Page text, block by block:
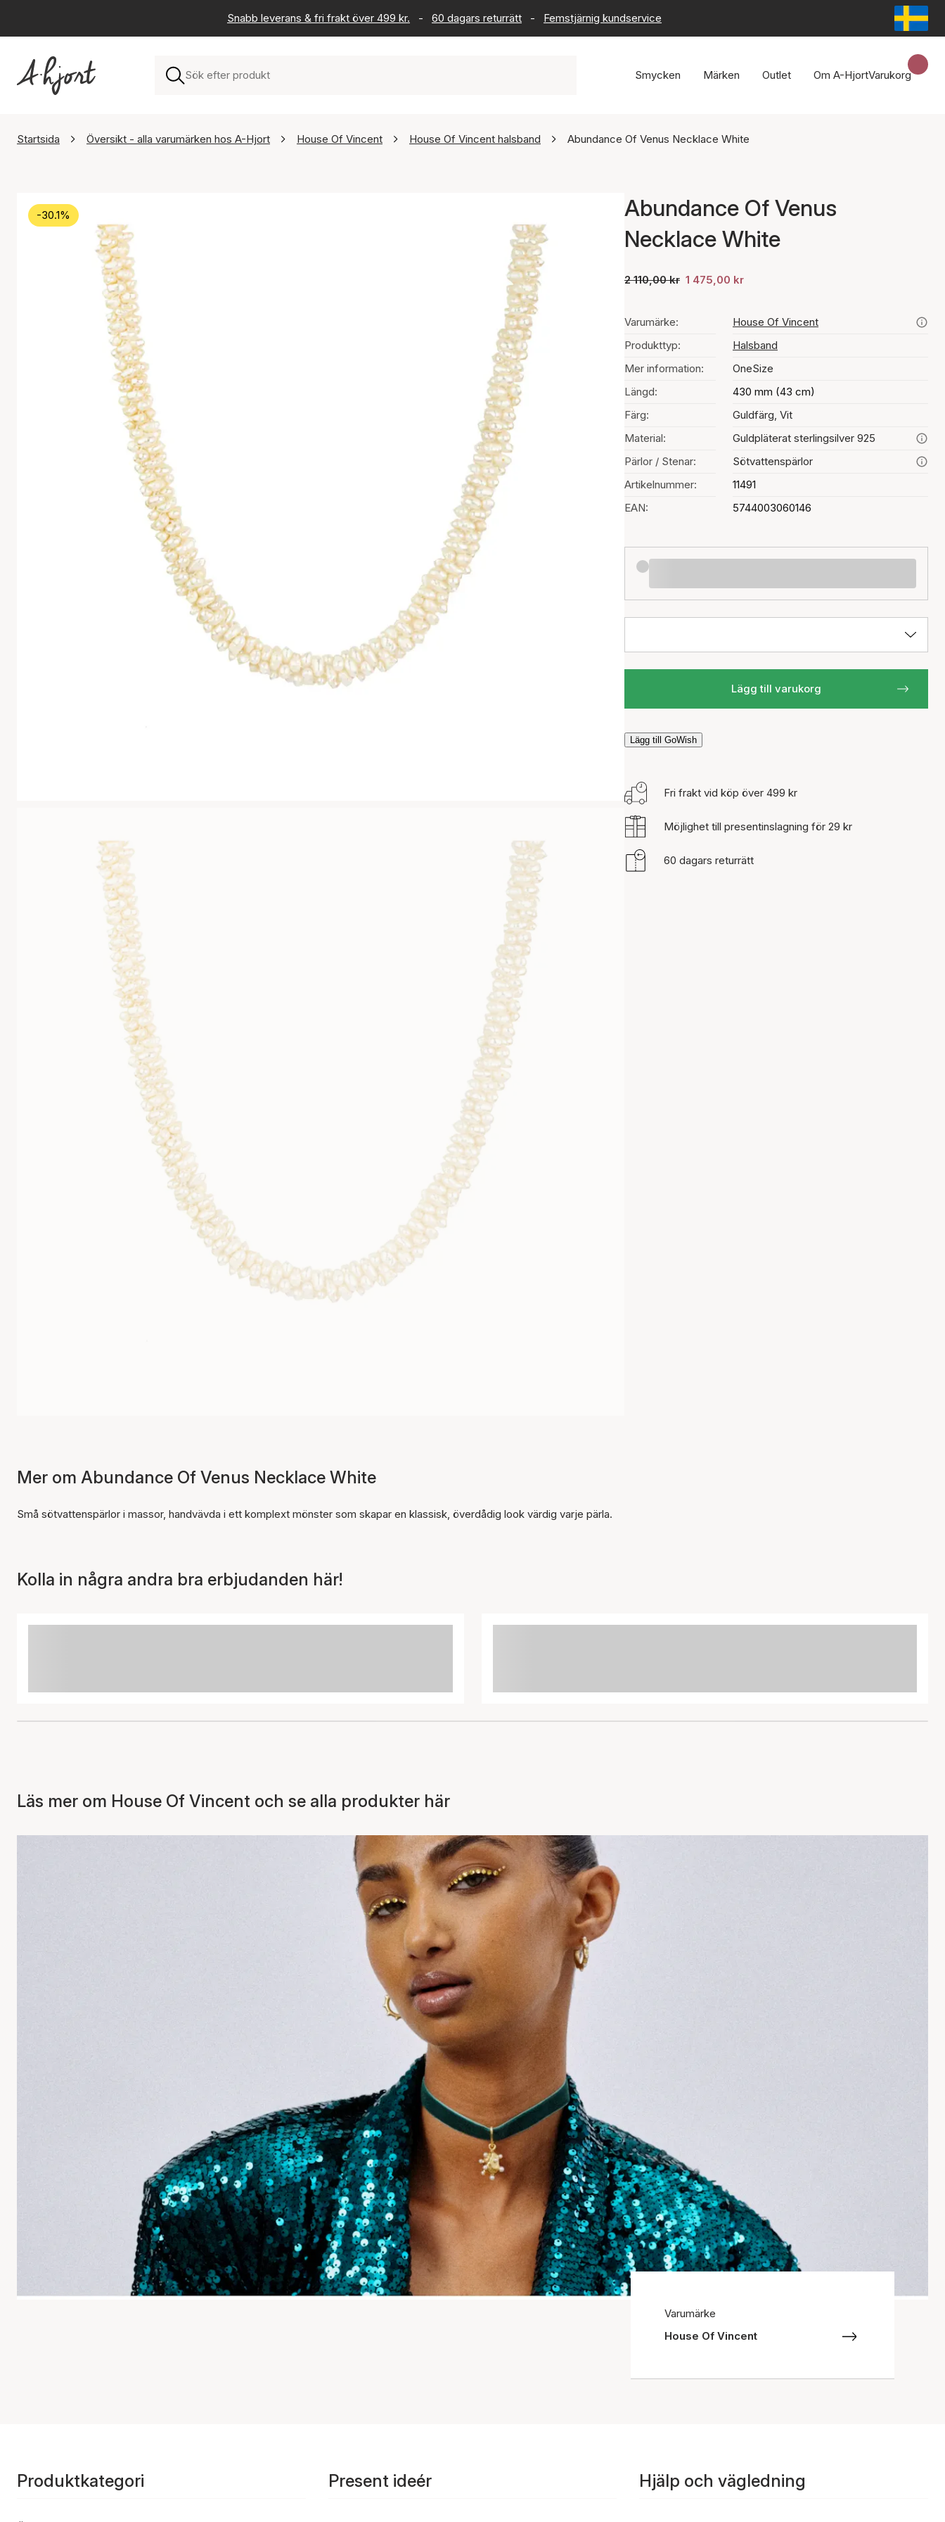
Snabb leverans & fri frakt över 499 kr. - 60 dagars returrätt - Femstjärnig kundservice
Smycken Märken Outlet Om A-HjortVarukorg
Startsida Översikt - alla varumärken hos A-Hjort House Of Vincent House Of Vincent halsband Abundance Of Venus Necklace White
-30.1%
Abundance Of Venus
Necklace White
2 110,00 kr 1 475,00 kr
Varumärke:
House Of Vincent
Produkttyp:
Halsband
Mer information:
OneSize
Längd:
430 mm (43 cm)
Färg:
Guldfärg, Vit
Material:
Guldpläterat sterlingsilver 925
Pärlor / Stenar:
Sötvattenspärlor
Artikelnummer:
11491
EAN:
5744003060146
Lägg till varukorg
Lägg till GoWish
Fri frakt vid köp över 499 kr
Möjlighet till presentinslagning för 29 kr
60 dagars returrätt
Mer om Abundance Of Venus Necklace White
Små sötvattenspärlor i massor, handvävda i ett komplext mönster som skapar en klassisk, överdådig look värdig varje pärla.
Kolla in några andra bra erbjudanden här!
Läs mer om House Of Vincent och se alla produkter här
Varumärke
House Of Vincent
Produktkategori Present ideér Hjälp och vägledning